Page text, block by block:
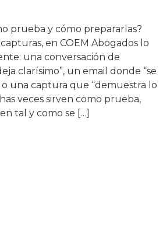
prueba y cómo prepararlas?
en COEM Abogados lo
una conversación de
clarísimo”, un email donde “se
una captura que “demuestra lo
veces sirven como prueba,
tal y como se […]